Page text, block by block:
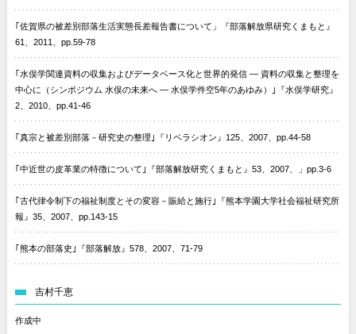
｢佐賀県の被差別部落生活実態長差報告書について」『部落解放県研究くまもと』
61、2011、pp.59-78
｢水俣学関連資料の収集およびデータベース化と世界的発信 — 資料の収集と整理を
中心に（シンポジウム 水俣の未来へ — 水俣学件空5年のあゆみ）｣『水俣学研究』
2、2010、pp.41-46
｢真宗と被差別部落－研究史の整理｣『リベラシオン』125、2007、pp.44-58
｢中近世の皮革業の特徴について｣『部落解放研究くまもと』53、2007、」pp.3-6
｢古代律令制下の福祉制度とその変容－賑給と施行｣『熊本学園大学社会福祉研究所
報』35、2007、pp.143-15
｢熊本の部落史｣『部落解放』578、2007、71-79
吉村千恵
作成中